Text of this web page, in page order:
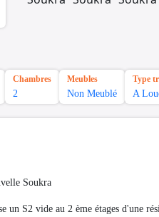
Chambres
2
Meubles
Non Meublé
Type
A
Soukra
S2 vide au 2 ème étages d'une